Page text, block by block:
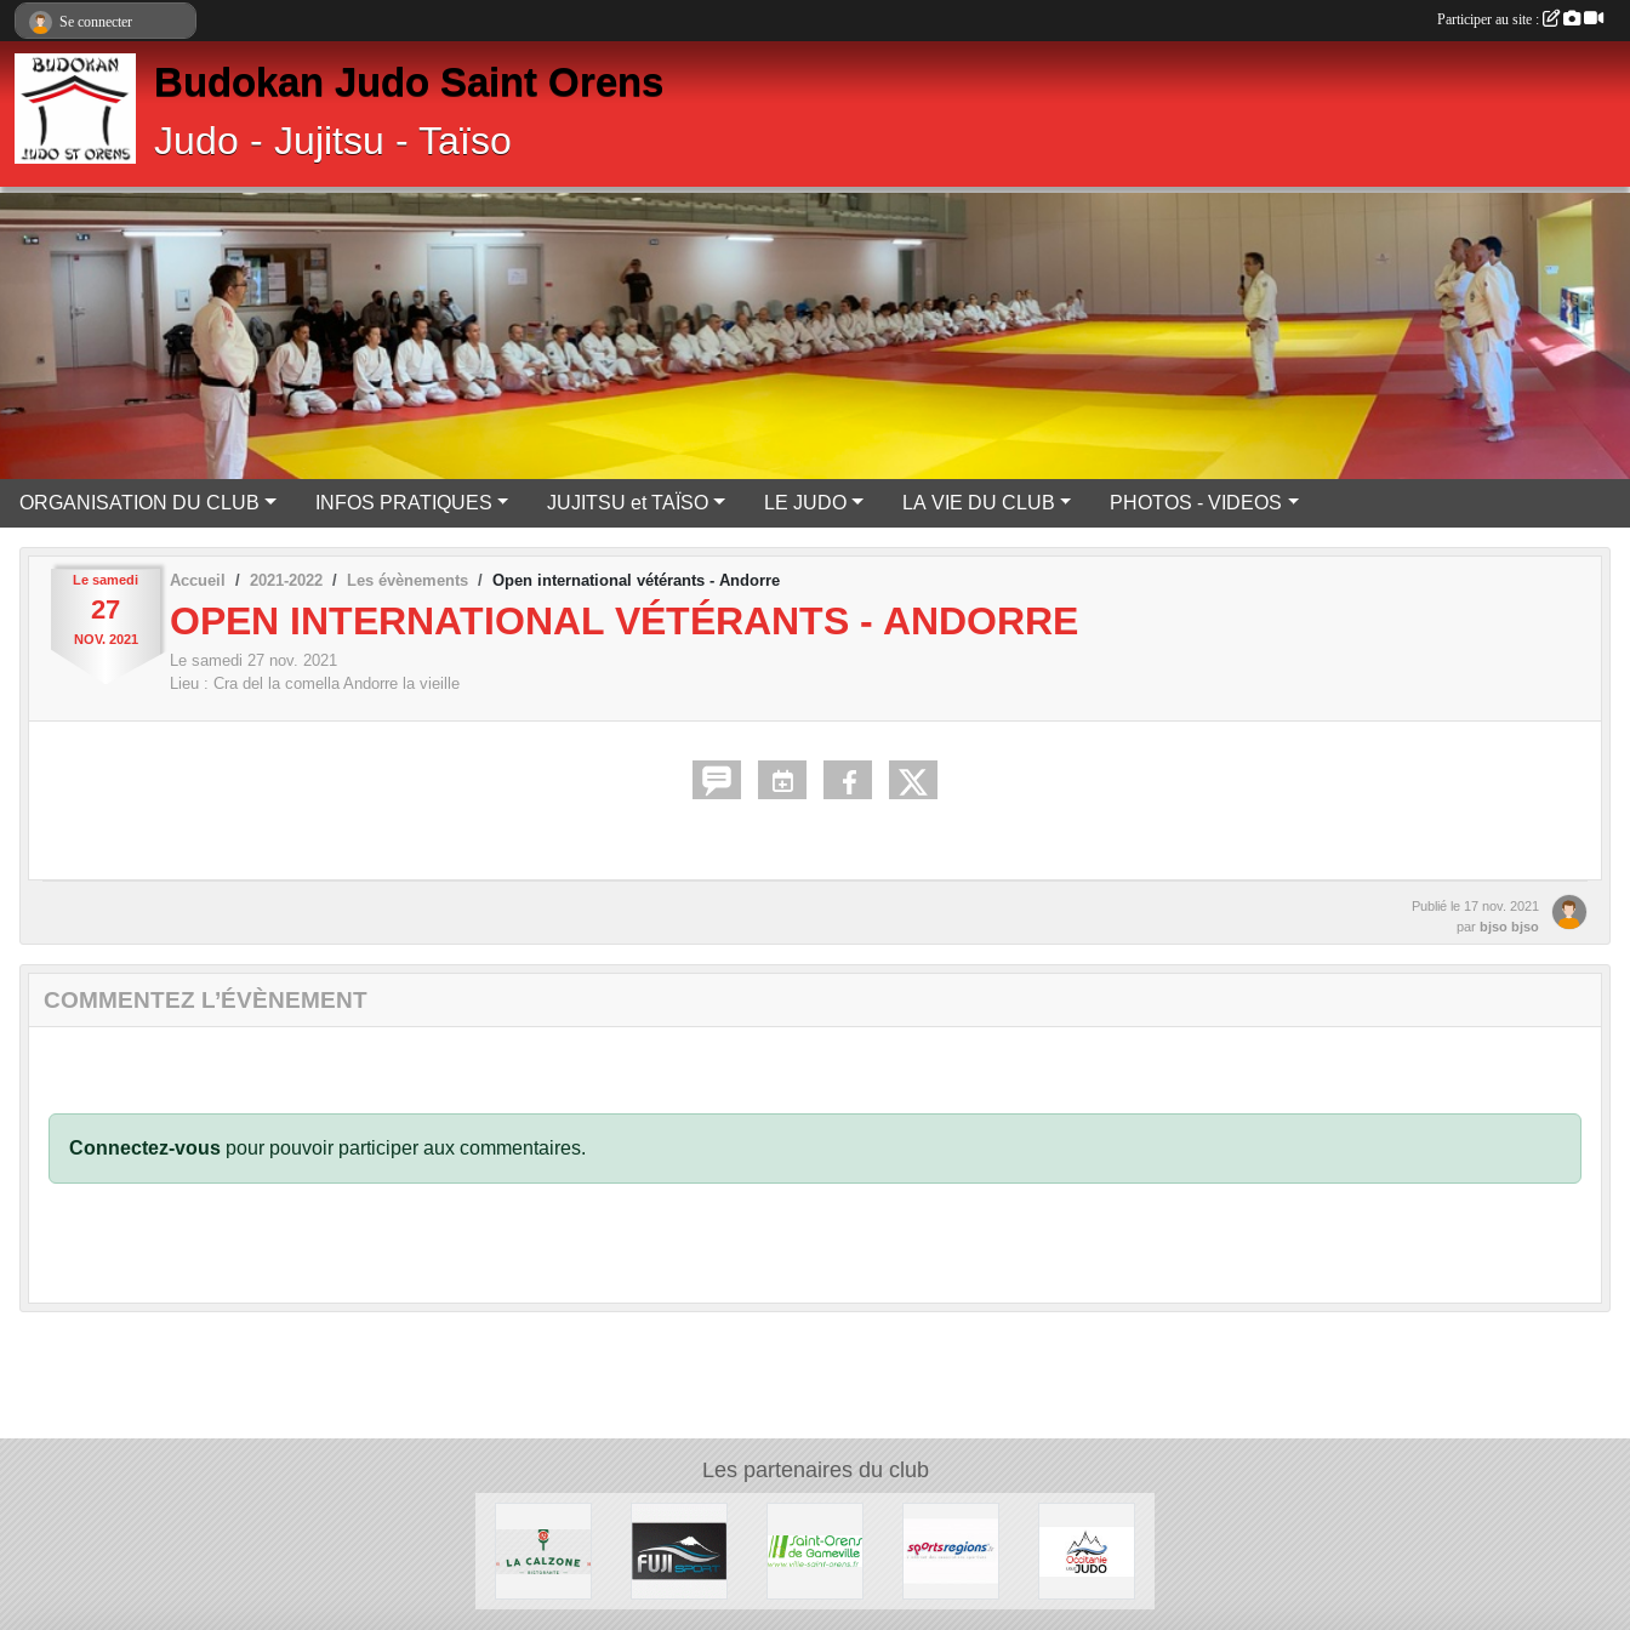
Budokan Judo Saint Orens
Judo - Jujitsu - Taïso
ORGANISATION DU CLUB INFOS PRATIQUES JUJITSU et TAÏSO LE JUDO LA VIE DU CLUB PHOTOS - VIDEOS
Le samedi
27
NOV. 2021
Accueil 2021-2022 Les évènements Open international vétérants - Andorre
OPEN INTERNATIONAL VÉTÉRANTS - ANDORRE
Le samedi 27 nov. 2021
Lieu : Cra del la comella Andorre la vieille
Publié le 17 nov. 2021
par bjso bjso
COMMENTEZ L’ÉVÈNEMENT
Connectez-vous pour pouvoir participer aux commentaires.
Les partenaires du club
Se connecter Participer au site :
Panneau de gestion des cookies